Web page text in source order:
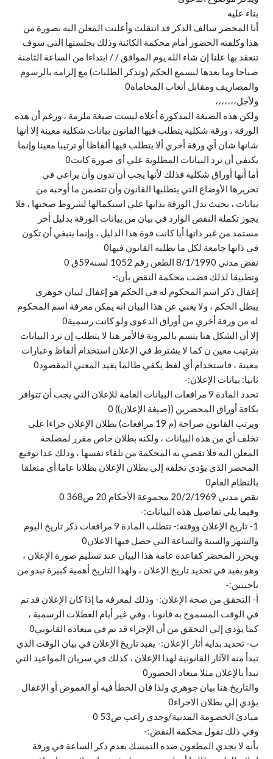
بناء عليه
أنا المحضر سالف الذكر قد انتقلت وأعلنت المعلن اليه بصورة من
هذا وكلفته الحضور أمام محكمة الكائنة وذلك بجلستها التي سوف
تنعقد بها علنا إن شاء الله يوم الموافق / / ابتداءا من الساعة الثامنة
صباحا وما بعدها ليسمع الحكم (وتذكر الطلبات) مع إلزامه بالرسوم
والمصاريف ومقابل أتعاب المحاماة0
ولأجل،،،،،،،
ولكن هذه الصيغة المذكورة أعلاه ليست صيغة ملزمة ، ورغم أن هذه
الورقة ، ورقة شكلية يتطلب فيها القانون بيانات شكلية معينة إلا أنها
شانها شان أي ورقة أخري ألا يتطلب فيها ألفاظا أو ترتيبا معينا وإنما
يكتفي أن ترد البيانات المطلوبة علي أي صورة كانت0
أما أنها أوراق شكلية فذلك لأنها يجب أن تدون وأن يراعي في
تحريرها الأوضاع التي يتطلبها القانون وأن تتضمن ما أوجبه من
بيانات ، بحيث تدل الورقة بذاتها علي استكمالها لشروط صحتها ، فلا
يجوز تكملة النقص الوارد في بيان من بيانات الورقة بدليل أخر
مستمد من غير ذاتها أيا كانت قوة هذا الدليل ، وإنما ينبغي أن تكون
في ذاتها جامعة لكل ما تطلبه القانون فيها0
نقض مدني 8/1/1990 الطعن رقم 1052 لسنة59ق 0
وتطبيقا لذلك قضت محكمة النقض بأن:-
إغفال ذكر اسم المحكوم له في الحكم هو إغفال لبيان جوهري
يبطل الحكم ، ولا يغني عن هذا البيان انه يمكن معرفة اسم المحكوم
له من ورقة أخري من أوراق الدعوى ولو كانت رسمية0
إلا أن الشكل هنا يتسم بالمرونة فالأمر هنا لا يتطلب إن ترد البيانات
بترتيب معين ن كما لا يشترط في الإعلان استخدام ألفاظ وعبارات
معينة ، فاستخدام أي لفظ يكفي طالما يفيد المعني المقصود0
ثانيا: بيانات الإعلان:-
تحدد المادة 9 مرافعات البيانات العامة للإعلان التي يجب أن تتوافر
بكافة أوراق المحضرين ((صيغة الإعلان)) 0
ويرتب القانون صراحة (م 19 مرافعات) بطلان الإعلان جزاءا علي
تخلف أي من هذه البيانات ، ولكنه بطلان خاص مقرر لمصلحة
المعلن اليه فلا تقضي به المحكمة من تلقاء نفسها ، وذلك عدا توقيع
المحضر الذي يؤدي تخلفه إلي بطلان الإعلان بطلانا عاما أي متعلقا
بالنظام العام0
نقض مدني 20/2/1969 مجموعة الأحكام 20 ص368 0
وفيما يلي تفاصيل هذه البيانات:-
1- تاريخ الإعلان ووقته:- تتطلب المادة 9 مرافعات ذكر تاريخ اليوم
والشهر والسنة والساعة التي حصل فيها الاعلان0
ويحرر المحضر كقاعدة عامة هذا البيان عند تسليم صورة الإعلان ،
وهو يفيد في تحديد تاريخ الإعلان ، ولهذا التاريخ أهمية كبيرة تبدو من
ناحيتين:-
أ‌- التحقق من صحة الإعلان:- وذلك لمعرفة ما إذا كان الإعلان قد تم
في الوقت المسموح به قانونا ، وفي غير أيام العطلات الرسمية ،
كما يؤدي إلي التحقق من أن الإجراء قد تم في ميعاده القانوني0
ب‌- تحديد بداية أثار الإعلان:- يفيد تاريخ الإعلان في بيان الوقت الذي
تبدأ منه الآثار القانونية لهذا الإعلان ، كذلك في سريان المواعيد التي
تبدأ بالإعلان مثلا ميعاد الحضور0
والتاريخ هنا بيان جوهري ولذا فان الخطأ فيه أو الغموض أو الإغفال
يؤدي إلي بطلان الاجراء0
مبادئ الخصومة المدنية/وجدي راغب ص53 0
وفي ذلك تقول محكمة النقض:-
بأنه لا يجدي المطعون ضده التمسك بعدم ذكر الساعة في ورقة